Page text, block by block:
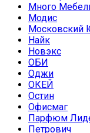
Много
Модис
Московский
Найк
Новэкс
ОБИ
Оджи
ОКЕЙ
Остин
Офисмаг
Парфюм
Петрович